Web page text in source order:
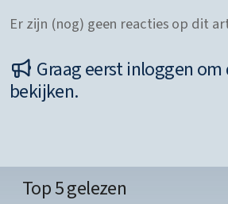
Er zijn (nog) geen reacties op dit
Graag eerst inloggen
bekijken.
Top 5 gelezen